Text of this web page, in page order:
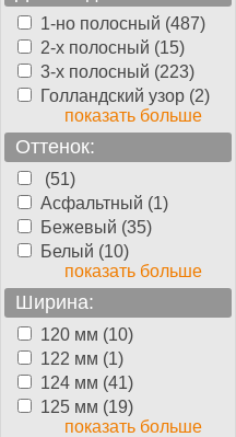
1-но полосный (487)
2-х полосный (15)
3-х полосный (223)
Голландский узор (2)
показать больше
Оттенок:
(51)
Асфальтный (1)
Бежевый (35)
Белый (10)
показать больше
Ширина:
120 мм (10)
122 мм (1)
124 мм (41)
125 мм (19)
показать больше